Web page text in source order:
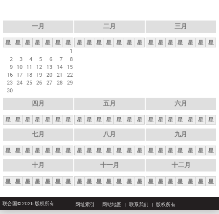
一月
星 星 星 星 星 星
星
1
2
3 4 5 6 7
8
9 10 11 12 13 14
15
16 17 18 19 20 21
22
23 24 25 26 27 28 29
30
二月
星 星 星 星 星 星 星
三月
星 星 星 星 星 星 星
四月
星 星 星 星 星 星 星
五月
星 星 星 星 星 星 星
六月
星 星 星 星 星 星 星
七月
星 星 星 星 星 星 星
八月
星 星 星 星 星 星 星
九月
星 星 星 星 星 星 星
十月
星 星 星 星 星 星 星
十一月
星 星 星 星 星 星 星
十二月
星 星 星 星 星 星 星
联合国© 2026 版权所有 网址索引 网站地图 联系我们 版权所有